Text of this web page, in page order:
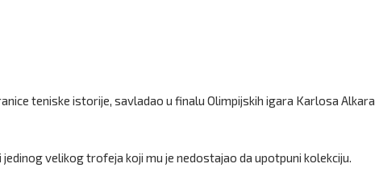
teniske istorije, savladao u finalu Olimpijskih igara Karlosa
velikog trofeja koji mu je nedostajao da upotpuni kolekciju.